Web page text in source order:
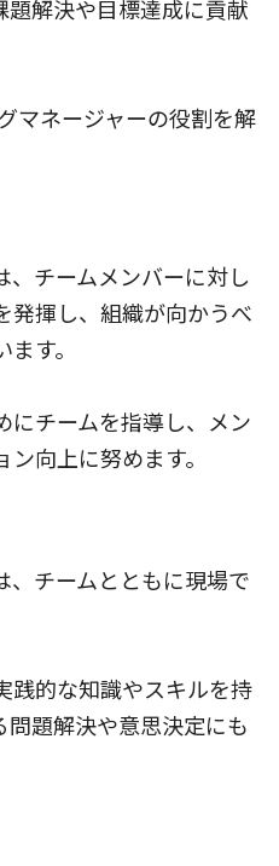
題解決や目標達成に貢献
マネージャーの役割を解
、チームメンバーに対し
発揮し、組織が向かうべ
す。
にチームを指導し、メン
向上に努めます。
、チームとともに現場で
践的な知識やスキルを持
題解決や意思決定にも